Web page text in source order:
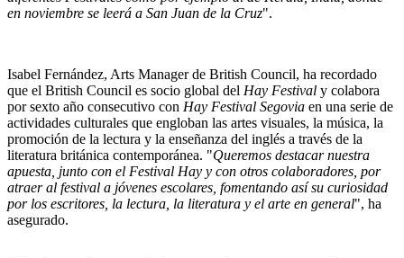
en noviembre se leerá a San Juan de la Cruz".
Isabel Fernández, Arts Manager de British Council, ha recordado
que el British Council es socio global del Hay Festival y colabora
por sexto año consecutivo con Hay Festival Segovia en una serie de
actividades culturales que engloban las artes visuales, la música, la
promoción de la lectura y la enseñanza del inglés a través de la
literatura británica contemporánea. "Queremos destacar nuestra
apuesta, junto con el Festival Hay y con otros colaboradores, por
atraer al festival a jóvenes escolares, fomentando así su curiosidad
por los escritores, la lectura, la literatura y el arte en general", ha
asegurado.